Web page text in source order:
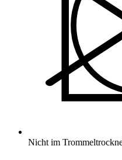
Nicht im